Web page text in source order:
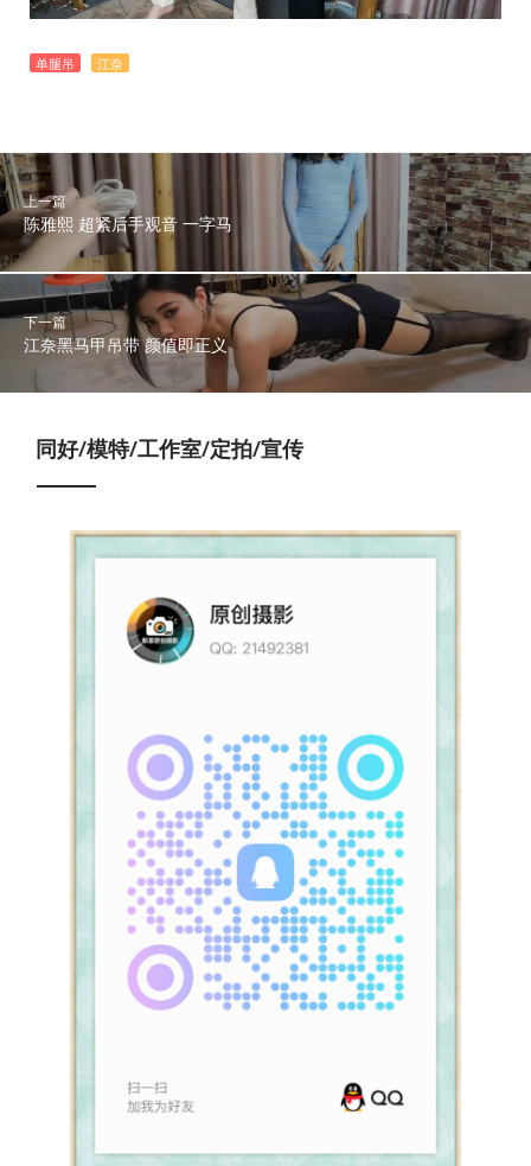
单腿吊 江奈
上一篇
陈雅熙 超紧后手观音 一字马
下一篇
江奈黑马甲吊带 颜值即正义
同好/模特/工作室/定拍/宣传